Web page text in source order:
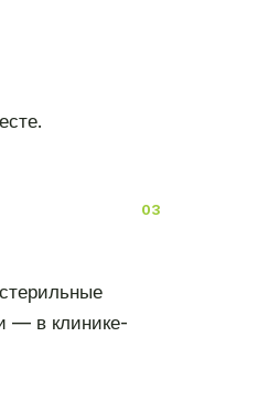
— в клинике-